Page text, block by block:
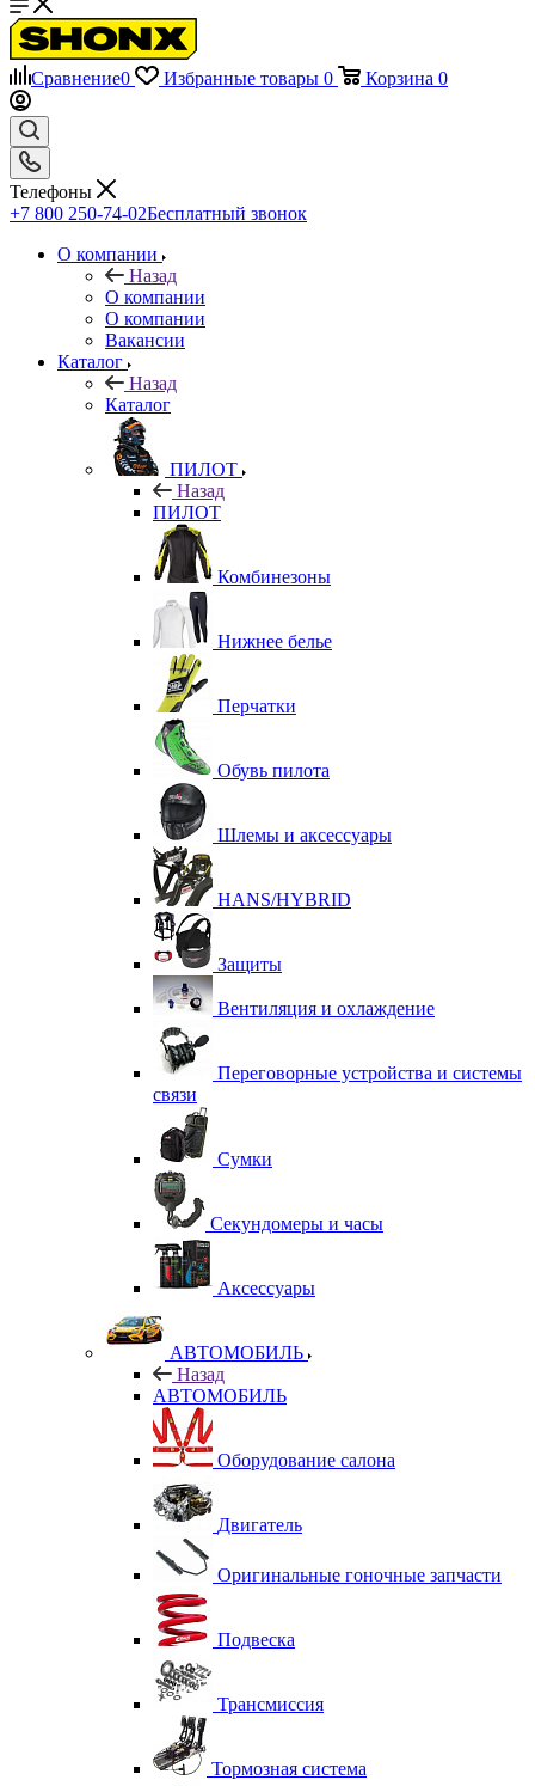
Сравнение0 Избранные товары 0 Корзина 0
Телефоны
+7 800 250-74-02Бесплатный звонок
О компании
Назад
О компании
О компании
Вакансии
Каталог
Назад
Каталог
ПИЛОТ
Назад
ПИЛОТ
Комбинезоны
Нижнее белье
Перчатки
Обувь пилота
Шлемы и аксессуары
HANS/HYBRID
Защиты
Вентиляция и охлаждение
Переговорные устройства и системы
связи
Сумки
Секундомеры и часы
Аксессуары
АВТОМОБИЛЬ
Назад
АВТОМОБИЛЬ
Оборудование салона
Двигатель
Оригинальные гоночные запчасти
Подвеска
Трансмиссия
Тормозная система